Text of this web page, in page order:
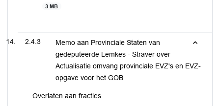
3 MB
2.4.3
Memo aan Provinciale Staten van
gedeputeerde Lemkes - Straver over
Actualisatie omvang provinciale EVZ's en EVZ-
opgave voor het GOB
Overlaten aan fracties